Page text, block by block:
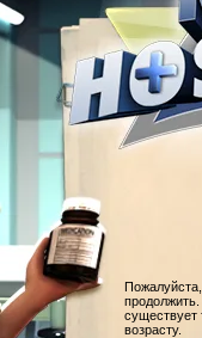
существует
возрасту.